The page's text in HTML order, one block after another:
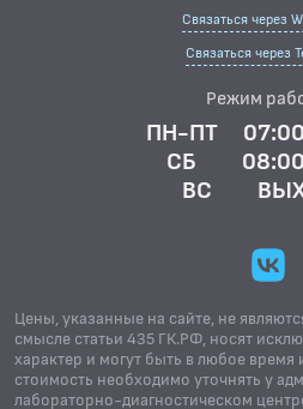
Связаться через
Связаться через
Режим
ПН-ПТ
СБ
08:00
ВС
Цены, указанные на сайте, не
смысле статьи 435 ГК.РФ, носят
характер и могут быть в любое
стоимость необходимо уточнять у
лабораторно-диагностическом